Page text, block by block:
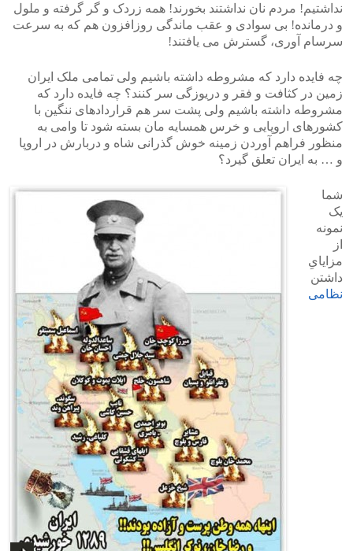
نداشتیم! مردم نان نداشتند بخورند! همه زردک و گر گرفته و ملول
و درمانده! بی سوادی و عقب ماندگی روزافزون هم که به سرعت
سرسام آوری، گسترش می یافتند!
چه فایده دارد که مشروطه داشته باشیم ولی تمامی ملک ایران
زمین در کثافت و فقر و دریوزگی سر کنند؟ چه فایده دارد که
مشروطه داشته باشیم ولی پشت سر هم قراردادهای ننگین با
کشورهای اروپایی و خرس همسایه مان بسته شود تا وامی به
منظور فراهم آوردن زمینه خوش گذرانی شاه و دربارش در اروپا
و … به ایران تعلق گیرد؟
شما
یک
نمونه
از
مزایایِ
داشتن
نظامی